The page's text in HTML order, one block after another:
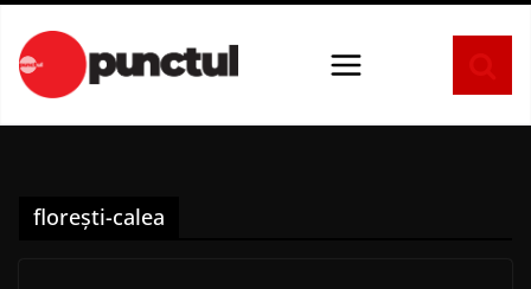
conținut
florești-calea